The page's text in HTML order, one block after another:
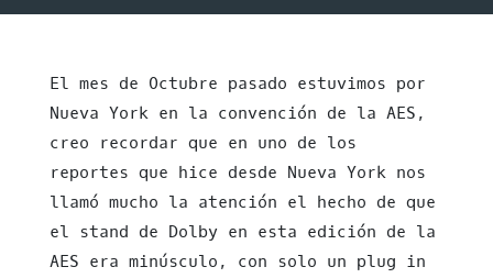
El mes de Octubre pasado estuvimos por
Nueva York en la convención de la AES,
creo recordar que en uno de los
reportes que hice desde Nueva York nos
llamó mucho la atención el hecho de que
el stand de Dolby en esta edición de la
AES era minúsculo, con solo un plug in